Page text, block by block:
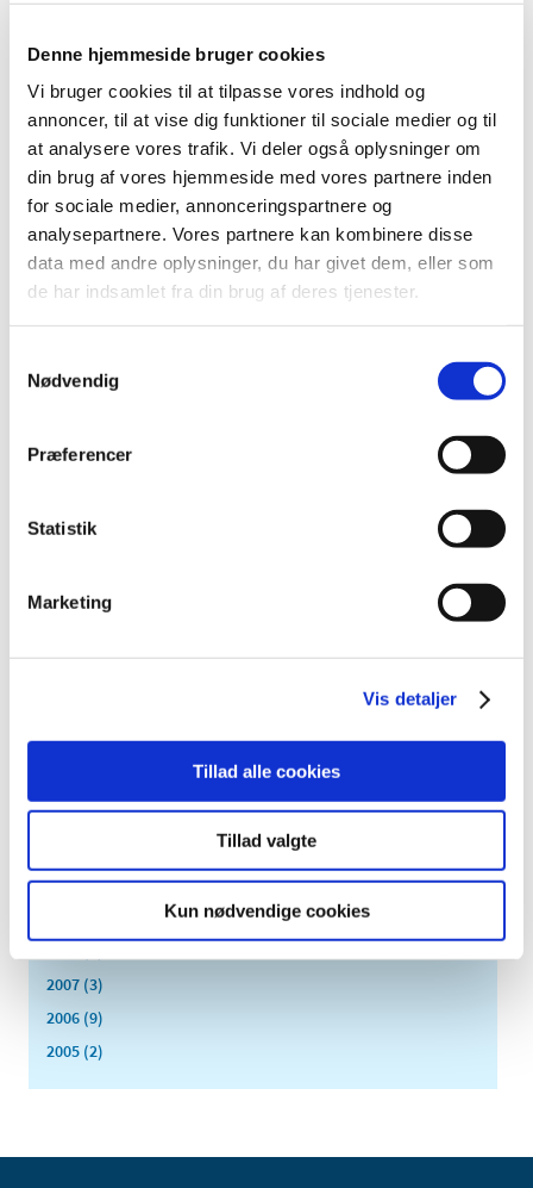
Denne hjemmeside bruger cookies
Vi bruger cookies til at tilpasse vores indhold og
annoncer, til at vise dig funktioner til sociale medier og til
at analysere vores trafik. Vi deler også oplysninger om
din brug af vores hjemmeside med vores partnere inden
for sociale medier, annonceringspartnere og
analysepartnere. Vores partnere kan kombinere disse
data med andre oplysninger, du har givet dem, eller som
de har indsamlet fra din brug af deres tjenester.
Nødvendig
Præferencer
Statistik
Marketing
Vis detaljer
Tillad alle cookies
Tillad valgte
Kun nødvendige cookies
2025 (158)
2024 (224)
2022 (197)
2021 (516)
2020 (263)
2019 (159)
2018 (150)
2014 (44)
december (4)
september (6)
juli (2)
maj (3)
2012 (44)
2010 (7)
2007 (3)
2006 (9)
2005 (2)